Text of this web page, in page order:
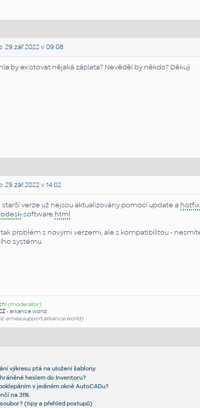
29.zář.2022 v 09:08
by existovat nějaká záplata? Nevěděl by někdo? Děkuji
29.zář.2022 v 14:02
starší verze už nejsou aktualizovány pomocí update a hotfix
-software.html
tak problém s novými verzemi, ale s kompatibilitou -
systému.
(moderátor)
- arkance.world
emea.support.arkance.world)
výkresu ptá na uložení šablony.
heslem do Inventoru?
v jediném okně AutoCADu?
na 31%.
(tipy a přehled postupů)